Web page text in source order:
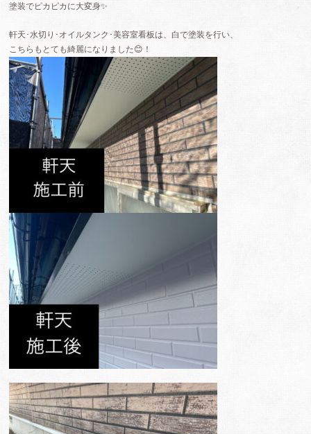
塗装でピカピカに大変身✨
軒天･水切り･オイルタンク･美容室看板は、白で塗装を行い、
こちらもとても綺麗になりました😊！